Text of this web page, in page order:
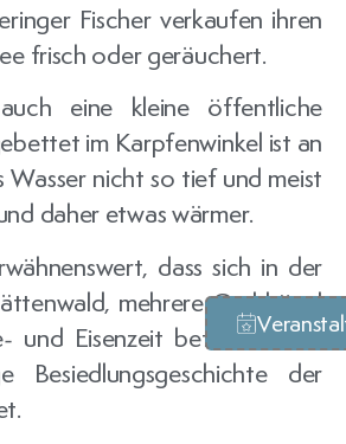
Fischer verkaufen ihren
frisch oder geräuchert.
eine kleine öffentliche
im Karpfenwinkel ist an
Wasser nicht so tief und meist
daher etwas wärmer.
dass sich in der
mehrere Grabhügel
und Eisenzeit befinden, was
Besiedlungsgeschichte der